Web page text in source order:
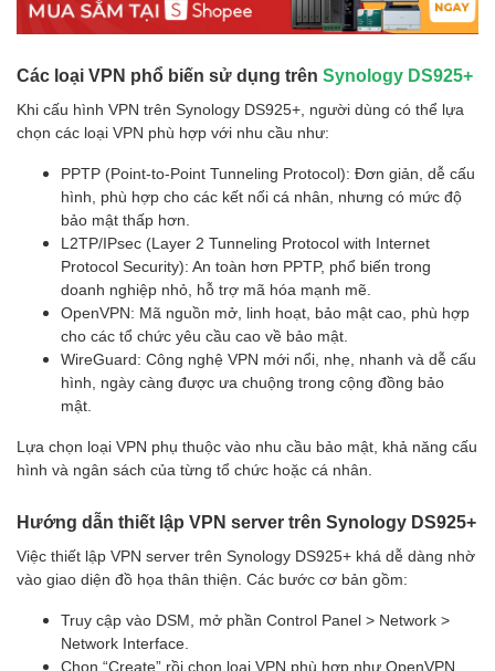
Các loại VPN phổ biến sử dụng trên Synology DS925+
Khi cấu hình VPN trên Synology DS925+, người dùng có thể lựa
chọn các loại VPN phù hợp với nhu cầu như:
PPTP (Point-to-Point Tunneling Protocol): Đơn giản, dễ cấu
hình, phù hợp cho các kết nối cá nhân, nhưng có mức độ
bảo mật thấp hơn.
L2TP/IPsec (Layer 2 Tunneling Protocol with Internet
Protocol Security): An toàn hơn PPTP, phổ biến trong
doanh nghiệp nhỏ, hỗ trợ mã hóa mạnh mẽ.
OpenVPN: Mã nguồn mở, linh hoạt, bảo mật cao, phù hợp
cho các tổ chức yêu cầu cao về bảo mật.
WireGuard: Công nghệ VPN mới nổi, nhẹ, nhanh và dễ cấu
hình, ngày càng được ưa chuộng trong cộng đồng bảo
mật.
Lựa chọn loại VPN phụ thuộc vào nhu cầu bảo mật, khả năng cấu
hình và ngân sách của từng tổ chức hoặc cá nhân.
Hướng dẫn thiết lập VPN server trên Synology DS925+
Việc thiết lập VPN server trên Synology DS925+ khá dễ dàng nhờ
vào giao diện đồ họa thân thiện. Các bước cơ bản gồm:
Truy cập vào DSM, mở phần Control Panel > Network >
Network Interface.
Chọn “Create” rồi chọn loại VPN phù hợp như OpenVPN,